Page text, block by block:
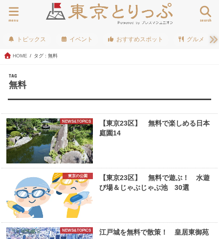
search
menu
トピックス イベント おすすめスポット グルメ
HOME タグ : 無料
TAG
無料
NEWS&TOPICS
【東京23区】 無料で楽しめる日本
庭園14
東京の公園
【東京23区】 無料で遊ぶ！ 水遊
び場＆じゃぶじゃぶ池 30選
NEWS&TOPICS 江戸城を無料で散策！ 皇居東御苑